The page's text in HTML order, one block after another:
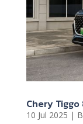
Chery Tiggo
10 Jul 2025 |